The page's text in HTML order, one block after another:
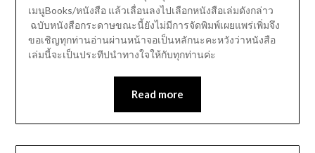
เมนูBooks/หนังสือ แล้วเลื่อนลงไปเลือกหนังสือเล่มดังกล่าว
ฉบับหนังสือกระดาษขณะนี้ยังไม่มีการจัดพิมพ์เผยแพร่เพิ่มจึง
ขอเชิญทุกท่านอ่านผ่านหน้าจอเป็นหลักนะคะหวังว่าหนังสือ
เล่มนี้จะเป็นประทีปนำทางใจให้กับทุกท่านค่ะ
Read more